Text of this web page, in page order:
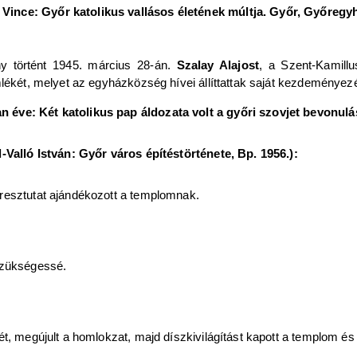
Győr katolikus vallásos életének múltja. Győr,
történt 1945. március 28-án. Szalay Alajost, a Szent-
melyet az egyházközség hívei állíttattak saját
éve: Két katolikus pap áldozata volt a győri szovjet
István: Győr város építéstörténete, Bp. 1956.):
ajándékozott a templomnak.
megújult a homlokzat, majd díszkivilágítást kapott a templom és